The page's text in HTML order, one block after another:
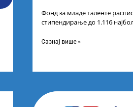
Фонд за младе таленте
стипендирање до 1.116
године основних и
Сазнај више »